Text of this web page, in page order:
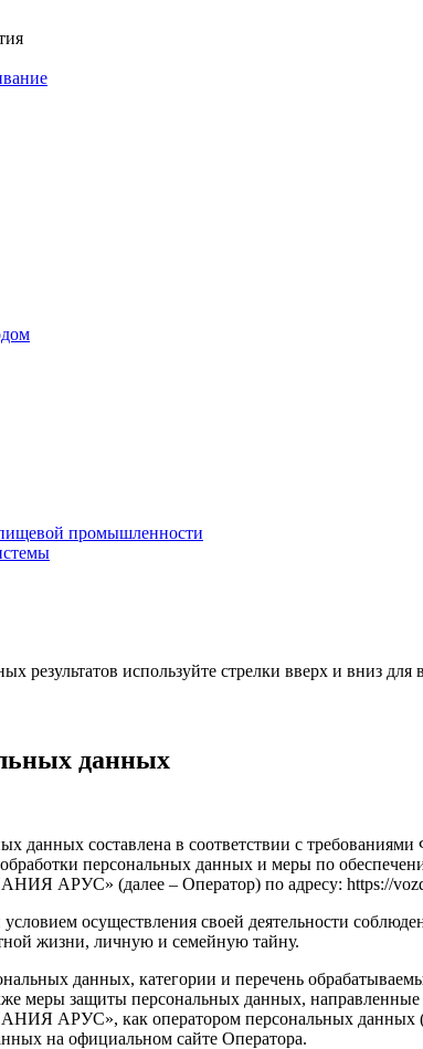
промышленности
результатов используйте стрелки вверх и вниз
данных
данных составлена в соответствии с
персональных данных и меры по
(далее – Оператор) по адресу: https://
осуществления своей деятельности
жизни, личную и семейную тайну.
данных, категории и перечень
меры защиты персональных данных,
как оператором персональных данных
на официальном сайте Оператора.